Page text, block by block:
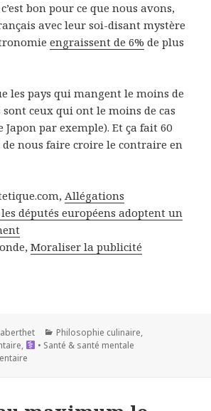
bon pour ce que nous avons,
avec leur soi-disant mystère
engraissent de 6% de plus
les pays qui mangent le moins de
ceux qui ont le moins de cas
Japon par exemple). Et ça fait 60
de nous faire croire le contraire en
,Allégations
députés européens adoptent un
Moraliser la publicité
Auteur
aberthet Catégories
Philosophie culinaire,
,
• Santé & santé mentale